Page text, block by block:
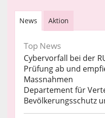
News Aktion
Top News
Cybervorfall bei der
Prüfung ab und
Massnahmen
Departement für
Bevölkerungsschutz